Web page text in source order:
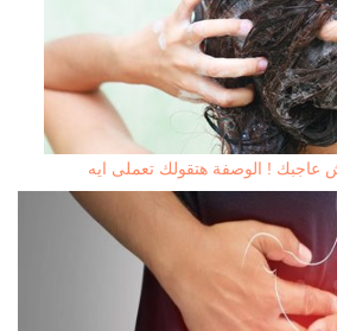
! الوصفة هتقولك تعملى ايه